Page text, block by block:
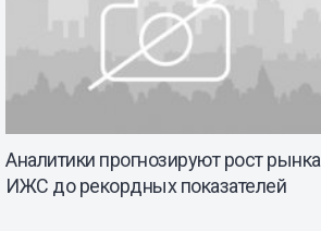
Аналитики прогнозируют рост рынка
ИЖС до рекордных показателей